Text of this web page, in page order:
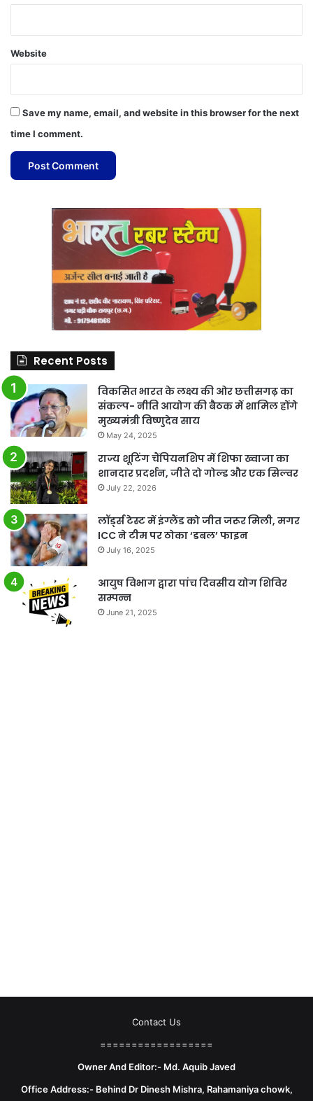
Website
Save my name, email, and website in this browser for the next
time I comment.
Recent Posts
विकसित भारत के लक्ष्य की ओर छत्तीसगढ़ का
संकल्प- नीति आयोग की बैठक में शामिल होंगे
मुख्यमंत्री विष्णुदेव साय
May 24, 2025
राज्य शूटिंग चैंपियनशिप में शिफा ख्वाजा का
शानदार प्रदर्शन, जीते दो गोल्ड और एक सिल्वर
July 22, 2026
लॉर्ड्स टेस्ट में इंग्लैंड को जीत जरूर मिली, मगर
ICC ने टीम पर ठोका ‘डबल’ फाइन
July 16, 2025
आयुष विभाग द्वारा पांच दिवसीय योग शिविर
सम्पन्न
June 21, 2025
Contact Us
==================
Owner And Editor:- Md. Aquib Javed
Office Address:- Behind Dr Dinesh Mishra, Rahamaniya chowk,